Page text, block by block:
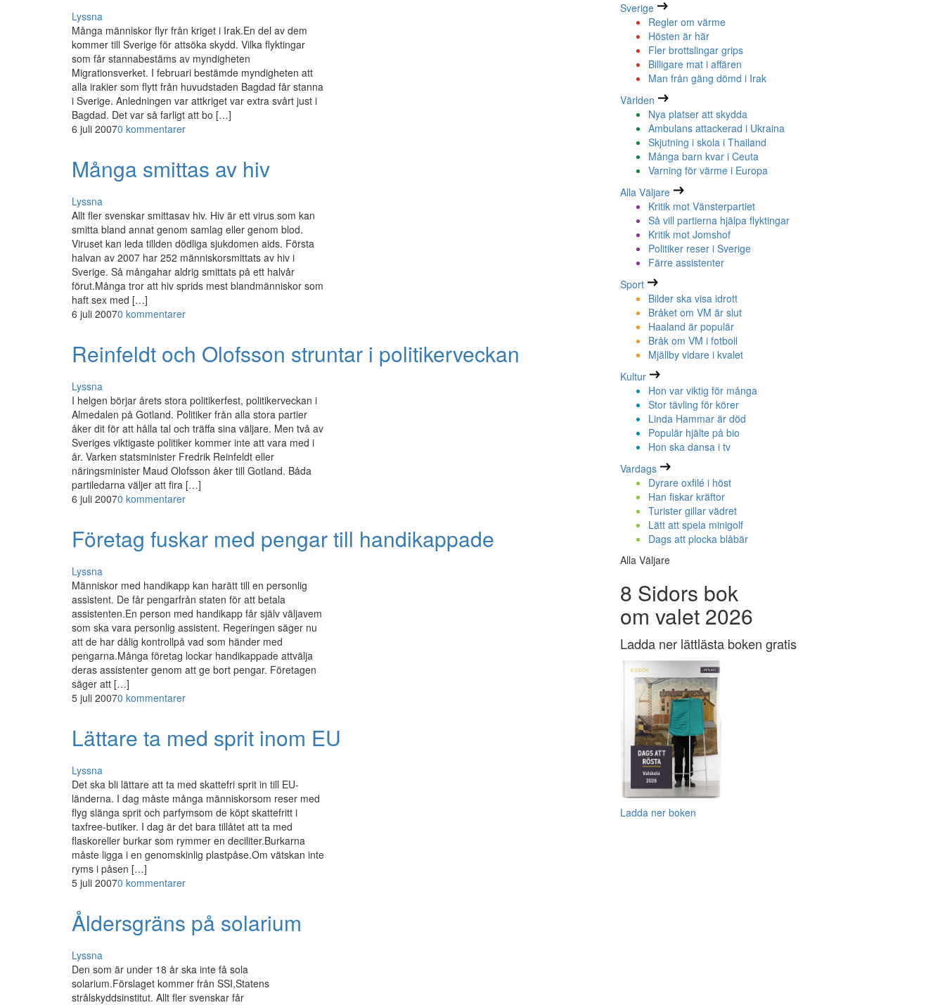
Lyssna
Många människor flyr från kriget i Irak.En del av dem
kommer till Sverige för attsöka skydd. Vilka flyktingar
som får stannabestäms av myndigheten
Migrationsverket. I februari bestämde myndigheten att
alla irakier som flytt från huvudstaden Bagdad får stanna
i Sverige. Anledningen var attkriget var extra svårt just i
Bagdad. Det var så farligt att bo […]
6 juli 20070 kommentarer
Många smittas av hiv
Lyssna
Allt fler svenskar smittasav hiv. Hiv är ett virus som kan
smitta bland annat genom samlag eller genom blod.
Viruset kan leda tillden dödliga sjukdomen aids. Första
halvan av 2007 har 252 människorsmittats av hiv i
Sverige. Så mångahar aldrig smittats på ett halvår
förut.Många tror att hiv sprids mest blandmänniskor som
haft sex med […]
6 juli 20070 kommentarer
Reinfeldt och Olofsson struntar i politikerveckan
Lyssna
I helgen börjar årets stora politikerfest, politikerveckan i
Almedalen på Gotland. Politiker från alla stora partier
åker dit för att hålla tal och träffa sina väljare. Men två av
Sveriges viktigaste politiker kommer inte att vara med i
år. Varken statsminister Fredrik Reinfeldt eller
näringsminister Maud Olofsson åker till Gotland. Båda
partiledarna väljer att fira […]
6 juli 20070 kommentarer
Företag fuskar med pengar till handikappade
Lyssna
Människor med handikapp kan harätt till en personlig
assistent. De får pengarfrån staten för att betala
assistenten.En person med handikapp får själv väljavem
som ska vara personlig assistent. Regeringen säger nu
att de har dålig kontrollpå vad som händer med
pengarna.Många företag lockar handikappade attvälja
deras assistenter genom att ge bort pengar. Företagen
säger att […]
5 juli 20070 kommentarer
Lättare ta med sprit inom EU
Lyssna
Det ska bli lättare att ta med skattefri sprit in till EU-
länderna. I dag måste många människorsom reser med
flyg slänga sprit och parfymsom de köpt skattefritt i
taxfree-butiker. I dag är det bara tillåtet att ta med
flaskoreller burkar som rymmer en deciliter.Burkarna
måste ligga i en genomskinlig plastpåse.Om vätskan inte
ryms i påsen […]
5 juli 20070 kommentarer
Åldersgräns på solarium
Lyssna
Den som är under 18 år ska inte få sola
solarium.Förslaget kommer från SSI,Statens
strålskyddsinstitut. Allt fler svenskar får
Sverige
Regler om värme
Hösten är här
Fler brottslingar grips
Billigare mat i affären
Man från gäng dömd i Irak
Världen
Nya platser att skydda
Ambulans attackerad i Ukraina
Skjutning i skola i Thailand
Många barn kvar i Ceuta
Varning för värme i Europa
Alla Väljare
Kritik mot Vänsterpartiet
Så vill partierna hjälpa flyktingar
Kritik mot Jomshof
Politiker reser i Sverige
Färre assistenter
Sport
Bilder ska visa idrott
Bråket om VM är slut
Haaland är populär
Bråk om VM i fotboll
Mjällby vidare i kvalet
Kultur
Hon var viktig för många
Stor tävling för körer
Linda Hammar är död
Populär hjälte på bio
Hon ska dansa i tv
Vardags
Dyrare oxfilé i höst
Han fiskar kräftor
Turister gillar vädret
Lätt att spela minigolf
Dags att plocka blåbär
Alla Väljare
8 Sidors bok
om valet 2026
Ladda ner lättlästa boken gratis
Ladda ner boken